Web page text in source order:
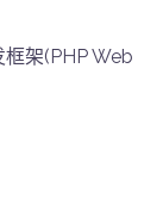
架(PHP Web